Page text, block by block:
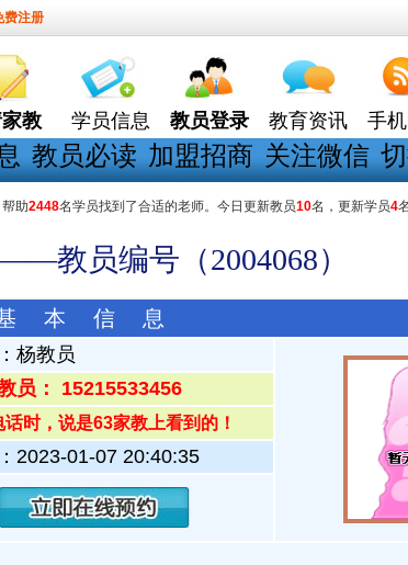
费注册
教 学员信息 教员登录 教育资讯 手
教员必读 加盟招商 关注微信
助2448名学员找到了合适的老师。今日更新教员10名，更新学员4名
教员编号（2004068）
本 信 息
杨教员
员： 15215533456
时，说是63家教上看到的！
2023-01-07 20:40:35